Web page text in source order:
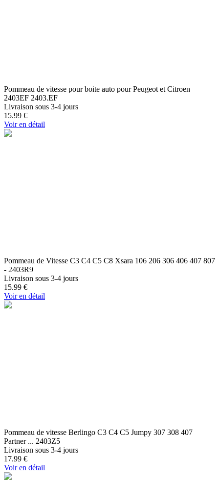
Pommeau de vitesse pour boite auto pour Peugeot et Citroen
2403EF 2403.EF
Livraison sous 3-4 jours
15.99 €
Voir en détail
Pommeau de Vitesse C3 C4 C5 C8 Xsara 106 206 306 406 407 807
- 2403R9
Livraison sous 3-4 jours
15.99 €
Voir en détail
Pommeau de vitesse Berlingo C3 C4 C5 Jumpy 307 308 407
Partner ... 2403Z5
Livraison sous 3-4 jours
17.99 €
Voir en détail